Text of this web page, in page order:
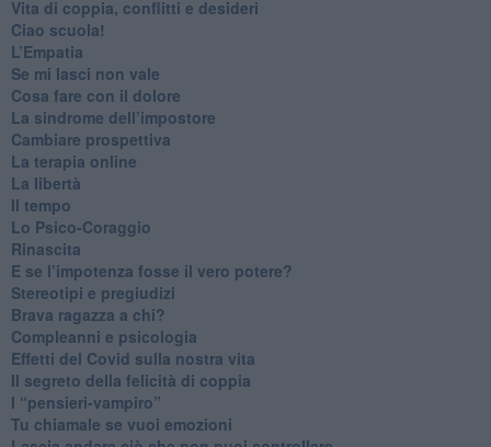
​Vita di coppia, conflitti e desideri
​Ciao scuola!
​L’Empatia
​Se mi lasci non vale
Cosa fare con il dolore
​La sindrome dell’impostore
​Cambiare prospettiva
La terapia online
La libertà
​Il tempo
​Lo Psico-Coraggio
Rinascita
​E se l’impotenza fosse il vero potere?
Stereotipi e pregiudizi
​Brava ragazza a chi?
​Compleanni e psicologia
Effetti del Covid sulla nostra vita
Il segreto della felicità di coppia
​I “pensieri-vampiro”
​Tu chiamale se vuoi emozioni